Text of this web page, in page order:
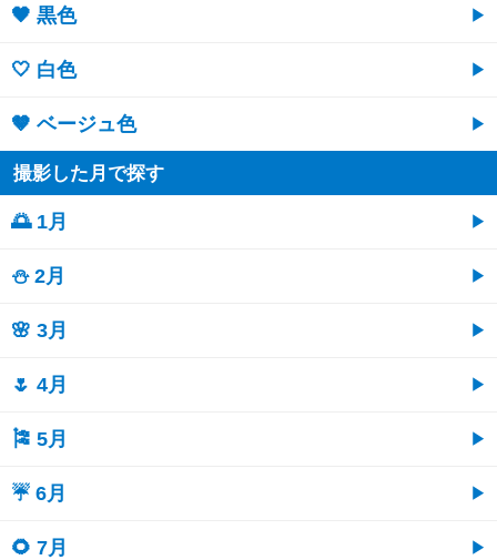
🖤 黒色
🤍 白色
🤎 ベージュ色
撮影した月で探す
🌅 1月
⛄ 2月
🌸 3月
🌷 4月
🎏 5月
☔ 6月
🌻 7月